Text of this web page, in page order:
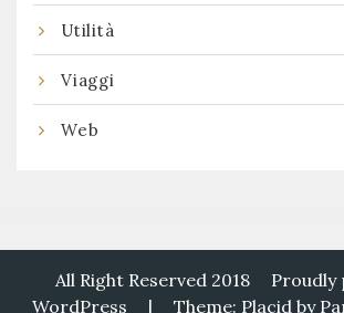
Utilità
Viaggi
Web
All Right Reserved 2018
Proudly
WordPress
| Theme: Placid by